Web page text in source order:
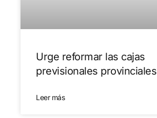
Urge reformar las cajas
previsionales provinciales
Leer más